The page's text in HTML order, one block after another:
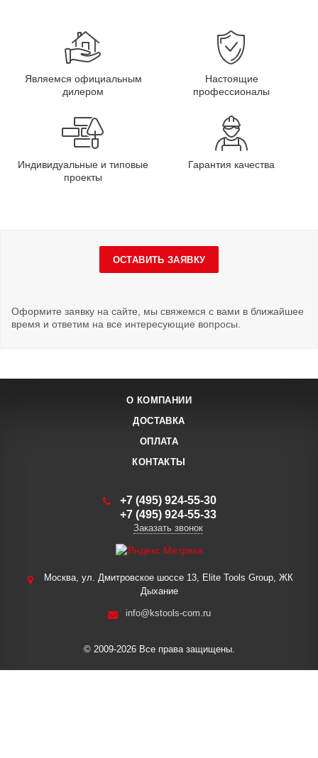
Являемся официальным
дилером
Настоящие
профессионалы
Индивидуальные и типовые
проекты
Гарантия качества
ОСТАВИТЬ ЗАЯВКУ
Оформите заявку на сайте, мы свяжемся с вами в ближайшее
время и ответим на все интересующие вопросы.
О КОМПАНИИ
ДОСТАВКА
ОПЛАТА
КОНТАКТЫ
+7 (495) 924-55-30
+7 (495) 924-55-33
Заказать звонок
Москва, ул. Дмитровское шоссе 13, Elite Tools Group, ЖК
Дыхание
info@kstools-com.ru
© 2009-2026 Все права защищены.